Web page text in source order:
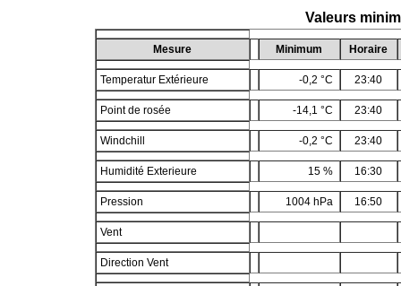
Valeurs
Mesure Minimum Horaire
Temperatur Extérieure -0,2 °C 23:40
Point de rosée -14,1 °C 23:40
Windchill -0,2 °C 23:40
Humidité Exterieure 15 % 16:30
Pression 1004 hPa 16:50
Vent
Direction Vent